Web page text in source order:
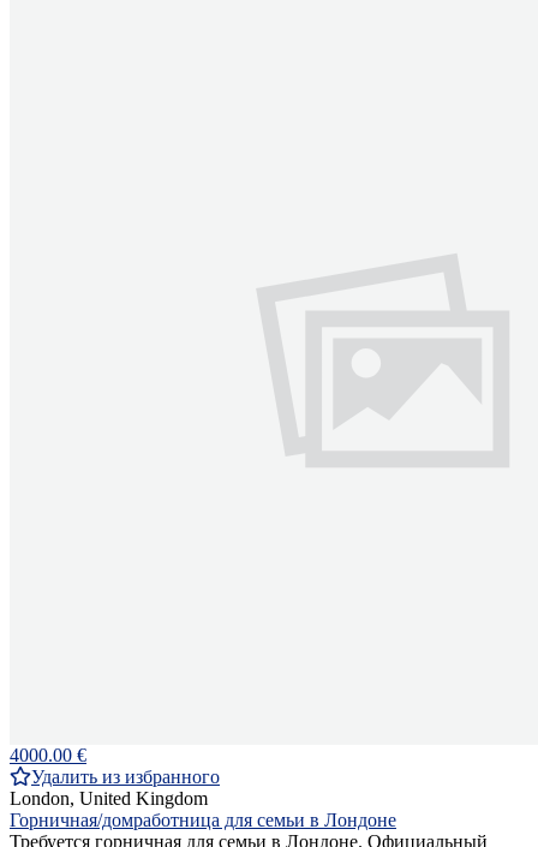
4000.00 €
Удалить из избранного
London, United Kingdom
Горничная/домработница для семьи в Лондоне
Требуется горничная для семьи в Лондоне. Официальный